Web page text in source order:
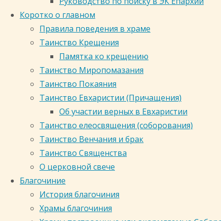
Коротко о главном
Правила поведения в храме
Таинство Крещения
Памятка ко крещению
Таинство Миропомазания
Таинство Покаяния
Таинство Евхаристии (Причащения)
Об участии верных в Евхаристии
Таинство елеосвящения (соборования)
Таинство Венчания и брак
Таинство Священства
О церковной свече
Благочиние
История благочиния
Храмы благочиния
избирается
из
числа
монашествующих.
В
первоначальной
Церкви
были
женатые
епископы:
апостол
Павел
говорит,
что
«епископ
должен